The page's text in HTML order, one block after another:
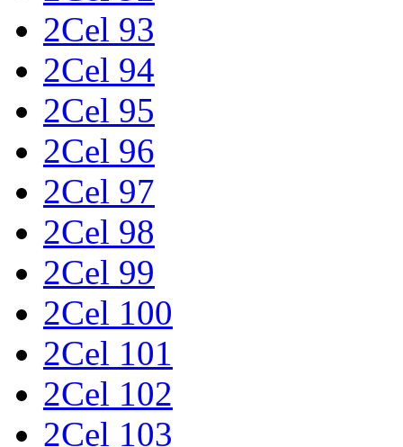
2Cel 93
2Cel 94
2Cel 95
2Cel 96
2Cel 97
2Cel 98
2Cel 99
2Cel 100
2Cel 101
2Cel 102
2Cel 103